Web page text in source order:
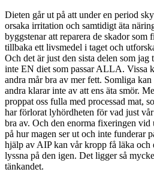
Dieten går ut på att under en period
orsaka irritation och samtidigt äta
byggstenar att reparera de skador som
tillbaka ett livsmedel i taget och
Och det är just den sista delen som
inte EN diet som passar ALLA. Vissa
andra mår bra av mer fett. Somliga
andra klarar inte av att ens äta smör.
proppat oss fulla med processad mat,
har förlorat lyhördheten för vad just
bra av. Och den enorma fixeringen vid
på hur magen ser ut och inte funderar
hjälp av AIP kan vår kropp få läka och
lyssna på den igen. Det ligger så
tänkandet.